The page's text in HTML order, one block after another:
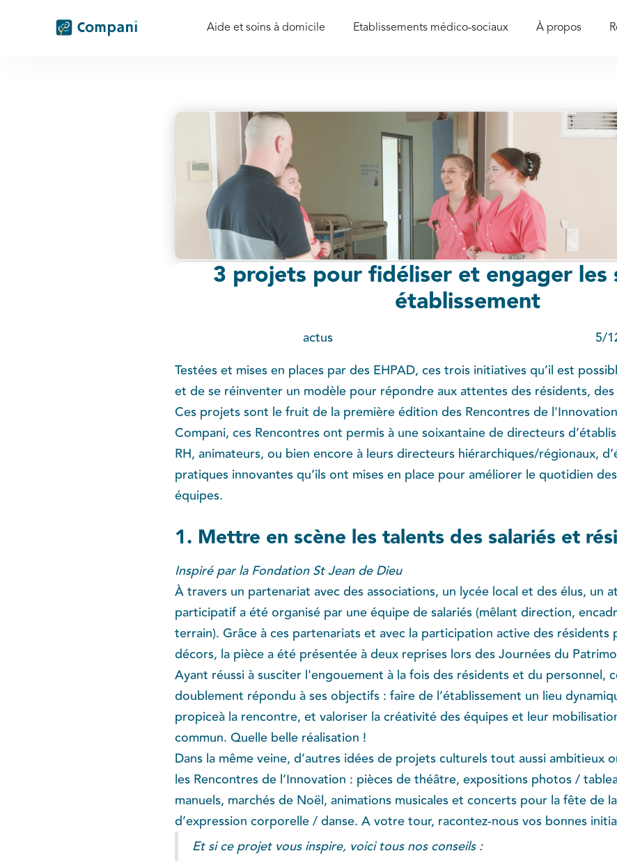
Aide et soins à domicile Etablissements médico-sociaux À propos
3 projets pour fidéliser et engager les
établissement
actus
5/
Testées et mises en places par des EHPAD, ces trois initiatives qu’il est
et de se réinventer un modèle pour répondre aux attentes des résidents,
Ces projets sont le fruit de la première édition des Rencontres de
Compani, ces Rencontres ont permis à une soixantaine de directeurs
RH, animateurs, ou bien encore à leurs directeurs hiérarchiques/régionaux,
pratiques innovantes qu’ils ont mises en place pour améliorer le quotidien
équipes.
1. Mettre en scène les talents des salariés et
Inspiré par la Fondation St Jean de Dieu
À travers un partenariat avec des associations, un lycée local et des élus, un
participatif a été organisé par une équipe de salariés (mêlant direction,
terrain). Grâce à ces partenariats et avec la participation active des
décors, la pièce a été présentée à deux reprises lors des Journées du
Ayant réussi à susciter l'engouement à la fois des résidents et du personnel,
doublement répondu à ses objectifs : faire de l’établissement un lieu
propiceà la rencontre, et valoriser la créativité des équipes et leur
commun. Quelle belle réalisation !
Dans la même veine, d’autres idées de projets culturels tout aussi ambitieux
les Rencontres de l’Innovation : pièces de théâtre, expositions photos /
manuels, marchés de Noël, animations musicales et concerts pour la fête de
d’expression corporelle / danse. A votre tour, racontez-nous vos bonnes
Et si ce projet vous inspire, voici tous nos conseils :